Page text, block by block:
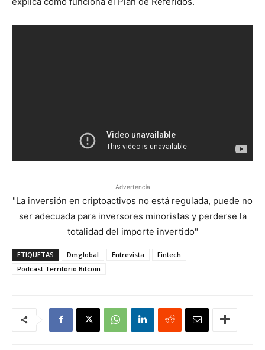
Advertencia
"La inversión en criptoactivos no está regulada, puede no
ser adecuada para inversores minoristas y perderse la
totalidad del importe invertido"
ETIQUETAS Dmglobal Entrevista
Fintech
Podcast Territorio Bitcoin